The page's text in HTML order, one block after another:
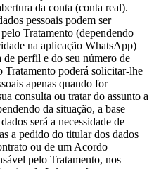
da conta (conta real).
pessoais podem ser
Tratamento (dependendo
na aplicação WhatsApp)
perfil e do seu número de
Tratamento poderá solicitar-lhe
apenas quando for
consulta ou tratar do assunto a
da situação, a base
será a necessidade de
a pedido do titular dos dados
ou de um Acordo
pelo Tratamento, nos